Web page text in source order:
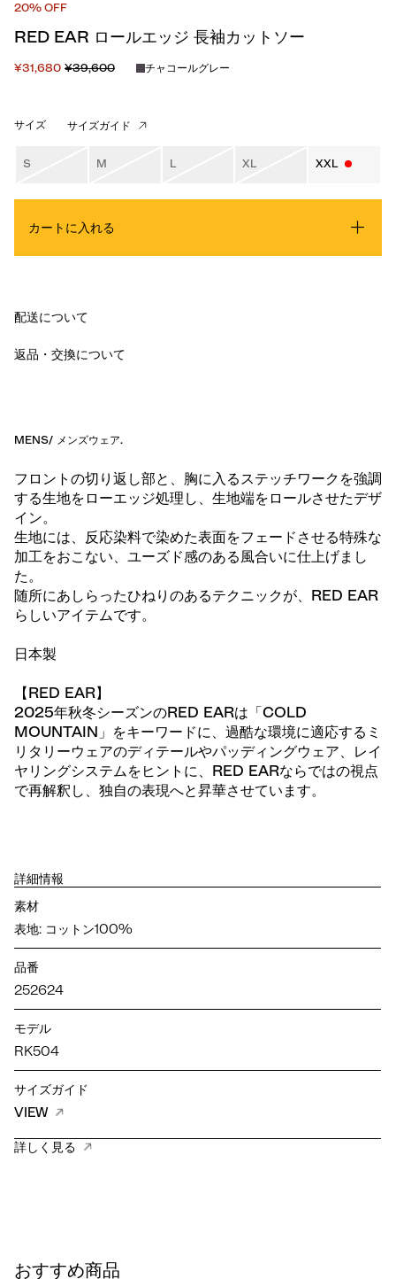
20% OFF
RED EAR ロールエッジ 長袖カットソー
¥31,680 ¥39,600 チャコールグレー
サイズ サイズガイド
S M L XL XXL
カートに入れる
配送について
返品・交換について
MENS/ メンズウェア.
フロントの切り返し部と、胸に入るステッチワークを強調
する生地をローエッジ処理し、生地端をロールさせたデザ
イン。
生地には、反応染料で染めた表面をフェードさせる特殊な
加工をおこない、ユーズド感のある風合いに仕上げまし
た。
随所にあしらったひねりのあるテクニックが、RED EAR
らしいアイテムです。
日本製
【RED EAR】
2025年秋冬シーズンのRED EARは「COLD
MOUNTAIN」をキーワードに、過酷な環境に適応するミ
リタリーウェアのディテールやパッディングウェア、レイ
ヤリングシステムをヒントに、RED EARならではの視点
で再解釈し、独自の表現へと昇華させています。
詳細情報
素材
表地: コットン100%
品番
252624
モデル
RK504
サイズガイド
VIEW
詳しく見る
おすすめ商品